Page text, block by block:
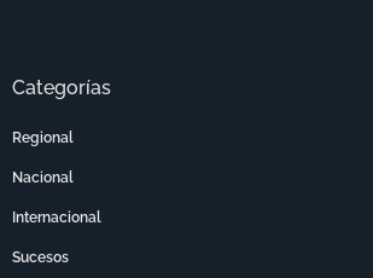
Categorías
Regional
Nacional
Internacional
Sucesos